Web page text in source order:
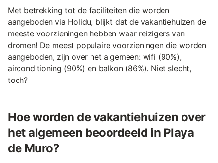
Met betrekking tot de faciliteiten die worden
aangeboden via Holidu, blijkt dat de vakantiehuizen de
meeste voorzieningen hebben waar reizigers van
dromen! De meest populaire voorzieningen die worden
aangeboden, zijn over het algemeen: wifi (90%),
airconditioning (90%) en balkon (86%). Niet slecht,
toch?
Hoe worden de vakantiehuizen over
het algemeen beoordeeld in Playa
de Muro?